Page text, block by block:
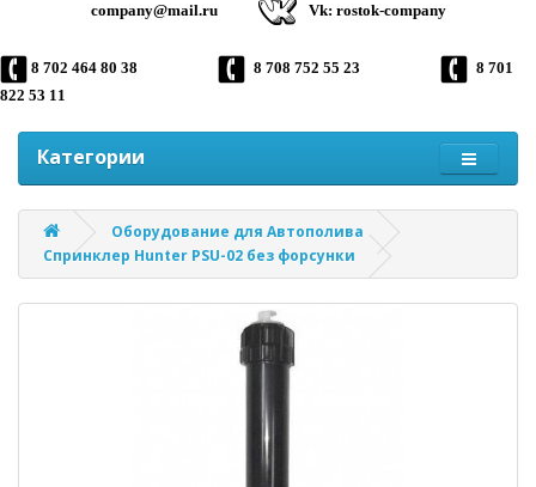
company@mail.ru Vk: rostok-company
8 702 464 80 38 8 708 752 55 23
8 701
822 53 11
Категории
Оборудование для Автополива
Спринклер Hunter PSU-02 без форсунки